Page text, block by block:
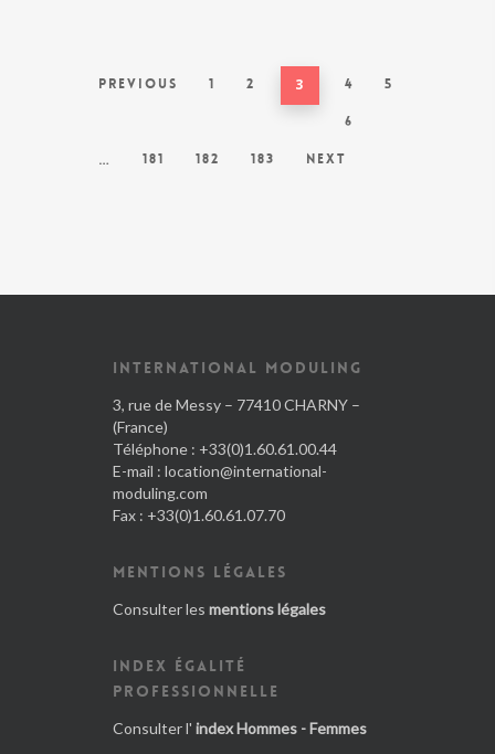
Previous 1 2 3 4 5
6
… 181 182 183 Next
INTERNATIONAL MODULING
3, rue de Messy – 77410 CHARNY –
(France)
Téléphone : +33(0)1.60.61.00.44
E-mail : location@international-
moduling.com
Fax : +33(0)1.60.61.07.70
MENTIONS LÉGALES
Consulter les mentions légales
INDEX ÉGALITÉ
PROFESSIONNELLE
Consulter l' index Hommes - Femmes